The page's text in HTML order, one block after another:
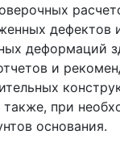
дефектов
деформаций
и
при
основания.